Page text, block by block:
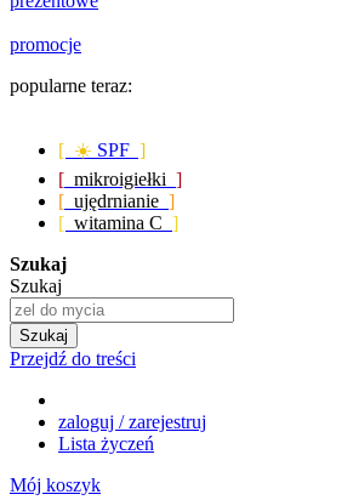
promocje
popularne teraz:
[ ☀️ SPF ]
[ mikroigiełki ]
[ ujędrnianie ]
[ witamina C ]
Szukaj
Szukaj
Szukaj
Przejdź do treści
zaloguj / zarejestruj
Lista życzeń
Mój koszyk